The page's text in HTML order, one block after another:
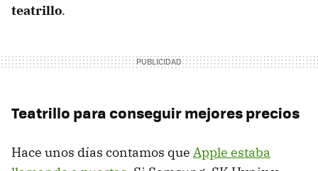
teatrillo.
Teatrillo para conseguir mejores precios
Hace unos días contamos que Apple estaba